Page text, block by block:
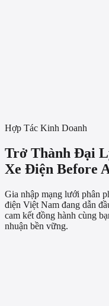
Hợp Tác Kinh Doanh
Trở Thành Đại
Xe Điện Before
Gia nhập mạng lưới phân
điện Việt Nam đang dẫn
cam kết đồng hành cùng
nhuận bền vững.